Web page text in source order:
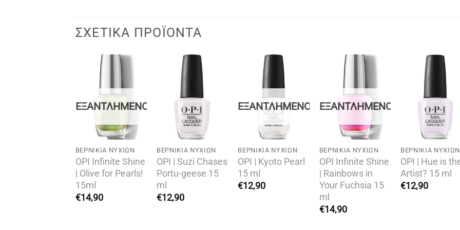
ΣΧΕΤΙΚΆ ΠΡΟΪΌΝΤΑ
Add to
wishlist
ΕΞΑΝΤΛΗΜΈΝΟ
BΕΡΝΊΚΙΑ ΝΥΧΙΏΝ
OPI Infinite Shine
| Olive for Pearls!
15ml
€14,90
Add to
wishlist
BΕΡΝΊΚΙΑ ΝΥΧΙΏΝ
OPI | Suzi Chases
Portu-geese 15
ml
€12,90
Add to
wishlist
ΕΞΑΝΤΛΗΜΈΝΟ
BΕΡΝΊΚΙΑ ΝΥΧΙΏΝ
OPI | Kyoto Pearl
15 ml
€12,90
Add to
wishlist
ΕΞΑΝΤΛΗΜΈΝΟ
BΕΡΝΊΚΙΑ ΝΥΧΙΏΝ
OPI Infinite Shine
| Rainbows in
Your Fuchsia 15
ml
€14,90
Add to
wishlist
BΕΡΝΊΚΙΑ ΝΥΧΙΏΝ
OPI | Hue is
Artist? 15 ml
€12,90